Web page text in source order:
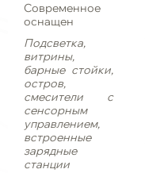
Современное
оснащен
Подсветка,
витрины,
барные стойки,
остров,
смесители с
сенсорным
управлением,
встроенные
зарядные
станции